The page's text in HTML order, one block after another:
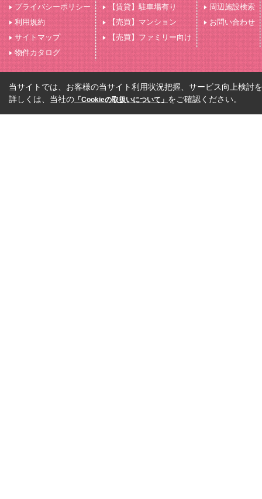
プライバシーポリシー
利用規約
サイトマップ
物件カタログ
【賃貸】駐車場有り
【売買】マンション
【売買】ファミリー向け
周辺施設検索
お問い合わせ
当サイトでは、お客様の当サイト利用状況把握、サービス向上検討
詳しくは、当社の 「Cookieの取扱いについて」 をご確認ください。